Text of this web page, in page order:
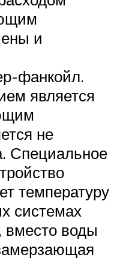
и
фанкойл.
является
не
Специальное
температуру
системах
воды